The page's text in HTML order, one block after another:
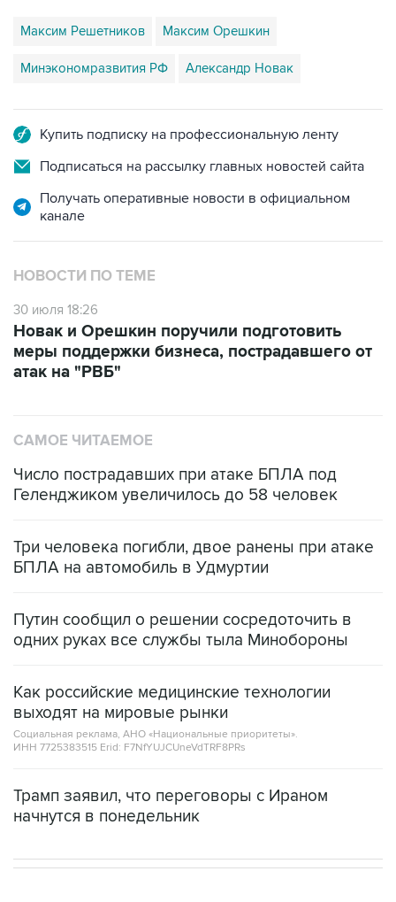
Максим Решетников Максим Орешкин
Минэкономразвития РФ Александр Новак
Купить подписку на профессиональную ленту
Подписаться на рассылку главных новостей сайта
Получать оперативные новости в официальном
канале
НОВОСТИ ПО ТЕМЕ
30 июля 18:26
Новак и Орешкин поручили подготовить
меры поддержки бизнеса, пострадавшего от
атак на "РВБ"
САМОЕ ЧИТАЕМОЕ
Число пострадавших при атаке БПЛА под
Геленджиком увеличилось до 58 человек
Три человека погибли, двое ранены при атаке
БПЛА на автомобиль в Удмуртии
Путин сообщил о решении сосредоточить в
одних руках все службы тыла Минобороны
Как российские медицинские технологии
выходят на мировые рынки
Социальная реклама, АНО «Национальные приоритеты».
ИНН 7725383515 Erid: F7NfYUJCUneVdTRF8PRs
Трамп заявил, что переговоры с Ираном
начнутся в понедельник